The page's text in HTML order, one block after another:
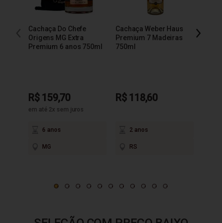
Cachaça Do Chefe
Origens MG Extra
Premium 6 anos 750ml
R$ 159,70
em até 2x sem juros
6 anos
MG
Cachaça Weber Haus
Premium 7 Madeiras
750ml
R$ 118,60
2 anos
RS